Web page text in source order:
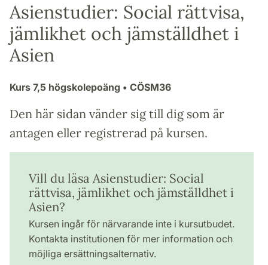
Asienstudier: Social rättvisa,
jämlikhet och jämställdhet i
Asien
Kurs 7,5 högskolepoäng • CÖSM36
Den här sidan vänder sig till dig som är
antagen eller registrerad på kursen.
Vill du läsa Asienstudier: Social
rättvisa, jämlikhet och jämställdhet i
Asien?
Kursen ingår för närvarande inte i kursutbudet.
Kontakta institutionen för mer information och
möjliga ersättningsalternativ.